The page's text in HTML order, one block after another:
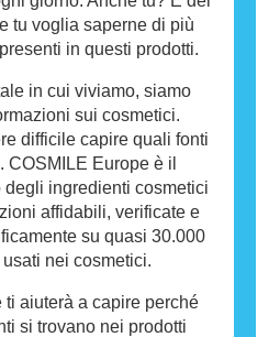
tu voglia saperne di più
in questi prodotti.
in cui viviamo, siamo
sui cosmetici.
difficile capire quali fonti
COSMILE Europe è il
ingredienti cosmetici
affidabili, verificate e
su quasi 30.000
nei cosmetici.
ti aiuterà a capire perché
si trovano nei prodotti